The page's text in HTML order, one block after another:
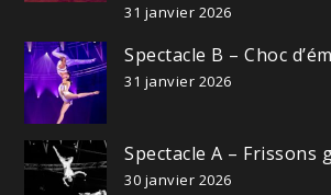
31 janvier 2026
Spectacle B – Choc
31 janvier 2026
Spectacle A – Frissons
30 janvier 2026